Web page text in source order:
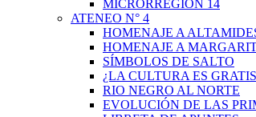
MICRORREGIÓN 14
ATENEO N° 4
HOMENAJE A
HOMENAJE A
SÍMBOLOS DE SALTO
¿LA CULTURA ES
RIO NEGRO AL NORTE
EVOLUCIÓN DE LAS